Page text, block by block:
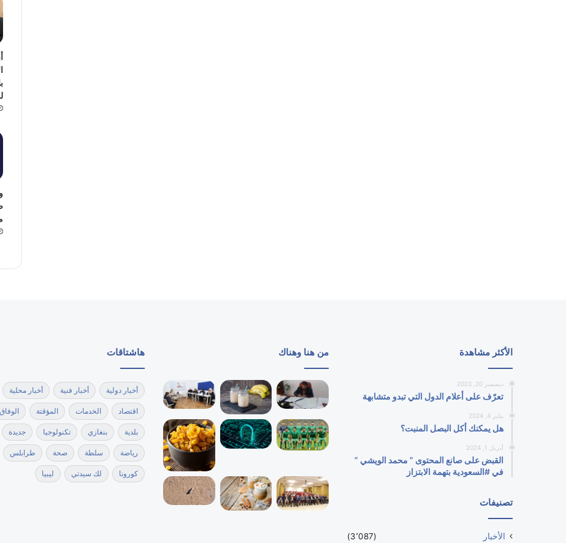
الأكثر مشاهدة
ديسمبر 20, 2023
تعرّف على أعلام الدول التي تبدو متشابهة
يناير 4, 2024
هل يمكنك أكل البصل المنبت؟
أبريل 1, 2024
القبض على صانع المحتوى ” محمد الويشي ”
في #السعودية بتهمة الابتزاز
تصنيفات
الأخبار (3٬087)
من هنا وهناك هاشتاقات
أخبار دولية أخبار فنية أخبار محلية
اقتصاد الخدمات المؤقتة الوفاق
بلدية بنغازي تكنولوجيا جديدة
رياضة سلطة صحة طرابلس
كورونا لك سيدتي ليبيا